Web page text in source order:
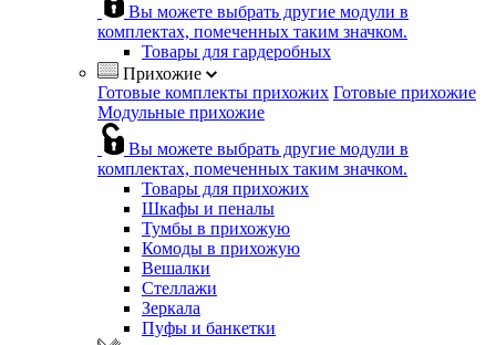
Вы можете выбрать другие модули в
комплектах, помеченных таким значком.
Товары для гардеробных
Прихожие
Готовые комплекты прихожих Готовые прихожие
Модульные прихожие
Вы можете выбрать другие модули в
комплектах, помеченных таким значком.
Товары для прихожих
Шкафы и пеналы
Тумбы в прихожую
Комоды в прихожую
Вешалки
Стеллажи
Зеркала
Пуфы и банкетки